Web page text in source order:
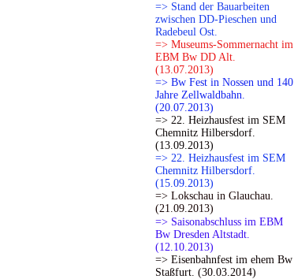
=> Stand der Bauarbeiten
zwischen DD-Pieschen und
Radebeul Ost.
=> Museums-Sommernacht im
EBM Bw DD Alt.
(13.07.2013)
=> Bw Fest in Nossen und 140
Jahre Zellwaldbahn.
(20.07.2013)
=> 22. Heizhausfest im SEM
Chemnitz Hilbersdorf.
(13.09.2013)
=> 22. Heizhausfest im SEM
Chemnitz Hilbersdorf.
(15.09.2013)
=> Lokschau in Glauchau.
(21.09.2013)
=> Saisonabschluss im EBM
Bw Dresden Altstadt.
(12.10.2013)
=> Eisenbahnfest im ehem Bw
Staßfurt. (30.03.2014)